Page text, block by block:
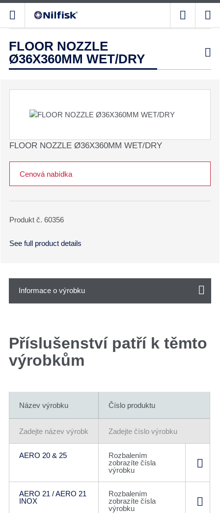
FLOOR NOZZLE
Ø36X360MM WET/DRY

FLOOR NOZZLE Ø36X360MM WET/DRY
Cenová nabídka
Produkt č. 60356
See full product details
Informace o výrobku
Příslušenství patří k těmto
výrobkům
Název výrobku Číslo produktu
AERO 20 & 25
Rozbalením
zobrazíte čísla
výrobku
AERO 21 / AERO 21
INOX
Rozbalením
zobrazíte čísla
výrobku